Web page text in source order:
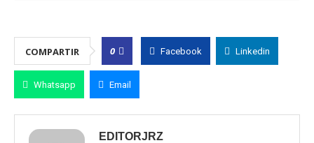
COMPARTIR 0 Facebook Linkedin
Whatsapp Email
EDITORJRZ